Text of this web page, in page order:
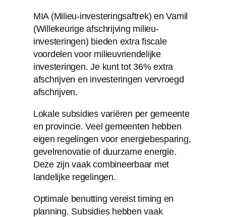
MIA (Milieu-investeringsaftrek) en Vamil
(Willekeurige afschrijving milieu-
investeringen) bieden extra fiscale
voordelen voor milieuvriendelijke
investeringen. Je kunt tot 36% extra
afschrijven en investeringen vervroegd
afschrijven.
Lokale subsidies variëren per gemeente
en provincie. Veel gemeenten hebben
eigen regelingen voor energiebesparing,
gevelrenovatie of duurzame energie.
Deze zijn vaak combineerbaar met
landelijke regelingen.
Optimale benutting vereist timing en
planning. Subsidies hebben vaak